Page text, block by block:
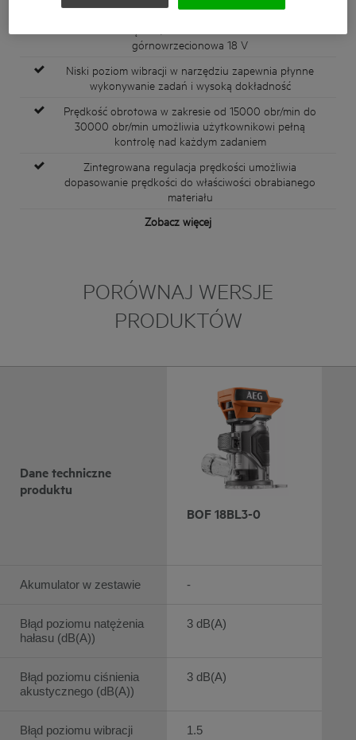
górnowrzecionowa 18 V
Niski poziom wibracji w narzędziu zapewnia płynne
wykonywanie zadań i wysoką dokładność
Prędkość obrotowa w zakresie od 15000 obr/min do
30000 obr/min umożliwia użytkownikowi pełną
kontrolę nad każdym zadaniem
Zintegrowana regulacja prędkości umożliwia
dopasowanie prędkości do właściwości obrabianego
materiału
Zobacz więcej
PORÓWNAJ WERSJE
PRODUKTÓW
Dane techniczne
produktu
Akumulator w zestawie
Błąd poziomu natężenia
hałasu (dB(A))
Błąd poziomu ciśnienia
akustycznego (dB(A))
Błąd poziomu wibracji
BOF 18BL3-0
-
3 dB(A)
3 dB(A)
1.5